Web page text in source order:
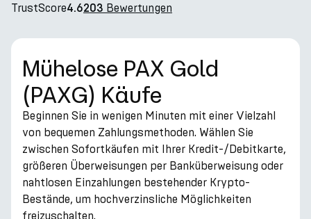
TrustScore4.6203 Bewertungen
Mühelose PAX Gold
(PAXG) Käufe
Beginnen Sie in wenigen Minuten mit einer Vielzahl
von bequemen Zahlungsmethoden. Wählen Sie
zwischen Sofortkäufen mit Ihrer Kredit-/Debitkarte,
größeren Überweisungen per Banküberweisung oder
nahtlosen Einzahlungen bestehender Krypto-
Bestände, um hochverzinsliche Möglichkeiten
freizuschalten.